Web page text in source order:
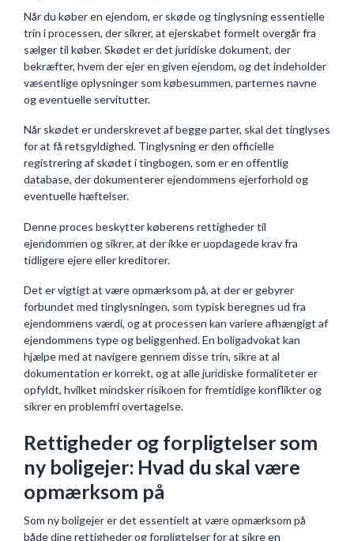
Når du køber en ejendom, er skøde og tinglysning essentielle
trin i processen, der sikrer, at ejerskabet formelt overgår fra
sælger til køber. Skødet er det juridiske dokument, der
bekræfter, hvem der ejer en given ejendom, og det indeholder
væsentlige oplysninger som købesummen, parternes navne
og eventuelle servitutter.
Når skødet er underskrevet af begge parter, skal det tinglyses
for at få retsgyldighed. Tinglysning er den officielle
registrering af skødet i tingbogen, som er en offentlig
database, der dokumenterer ejendommens ejerforhold og
eventuelle hæftelser.
Denne proces beskytter køberens rettigheder til
ejendommen og sikrer, at der ikke er uopdagede krav fra
tidligere ejere eller kreditorer.
Det er vigtigt at være opmærksom på, at der er gebyrer
forbundet med tinglysningen, som typisk beregnes ud fra
ejendommens værdi, og at processen kan variere afhængigt af
ejendommens type og beliggenhed. En boligadvokat kan
hjælpe med at navigere gennem disse trin, sikre at al
dokumentation er korrekt, og at alle juridiske formaliteter er
opfyldt, hvilket mindsker risikoen for fremtidige konflikter og
sikrer en problemfri overtagelse.
Rettigheder og forpligtelser som
ny boligejer: Hvad du skal være
opmærksom på
Som ny boligejer er det essentielt at være opmærksom på
både dine rettigheder og forpligtelser for at sikre en